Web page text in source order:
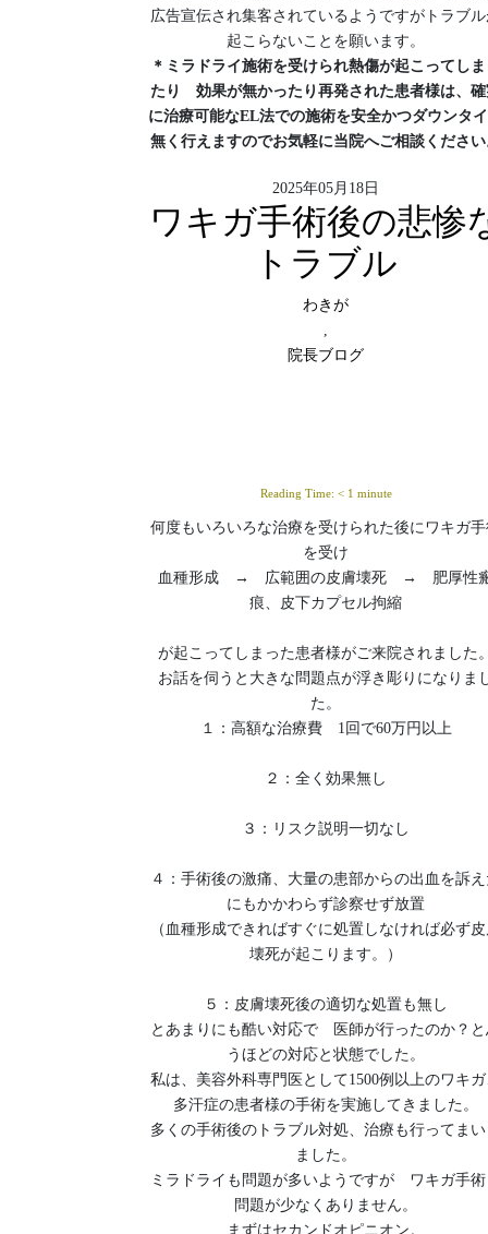
広告宣伝され集客されているようですがトラブ
起こらないことを願います。
＊ミラドライ施術を受けられ熱傷が起こってし
たり 効果が無かったり再発された患者様は、確
に治療可能なEL法での施術を安全かつダウンタ
無く行えますのでお気軽に当院へご相談くださ
2025年05月18日
ワキガ手術後の悲惨
トラブル
わきが
,
院長ブログ
Reading Time: < 1 minute
何度もいろいろな治療を受けられた後にワキガ
を受け
血種形成 → 広範囲の皮膚壊死 → 肥厚性
痕、皮下カプセル拘縮
が起こってしまった患者様がご来院されました
お話を伺うと大きな問題点が浮き彫りになりま
た。
１：高額な治療費 1回で60万円以上
２：全く効果無し
３：リスク説明一切なし
４：手術後の激痛、大量の患部からの出血を訴
にもかかわらず診察せず放置
（血種形成できればすぐに処置しなければ必ず
壊死が起こります。）
５：皮膚壊死後の適切な処置も無し
とあまりにも酷い対応で 医師が行ったのか？と
うほどの対応と状態でした。
私は、美容外科専門医として1500例以上のワキ
多汗症の患者様の手術を実施してきました。
多くの手術後のトラブル対処、治療も行ってま
ました。
ミラドライも問題が多いようですが ワキガ手
問題が少なくありません。
まずはセカンドオピニオン。